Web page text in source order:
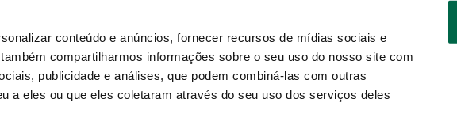
conteúdo e anúncios, fornecer recursos de mídias sociais e
compartilharmos informações sobre o seu uso do nosso site com
publicidade e análises, que podem combiná-las com outras
a eles ou que eles coletaram através do seu uso dos serviços deles
Eu li e estou de acordo